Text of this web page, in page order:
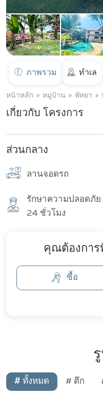
ภาพรวม ทำเล
หน้าหลัก หมู่บ้าน พัทยา
เกี่ยวกับ โครงการ
ส่วนกลาง
ลานจอดรถ
รักษาความปลอดภัย
24 ชั่วโมง
คุณต้องการ
ซื้อ
# ทั้งหมด # ตึก